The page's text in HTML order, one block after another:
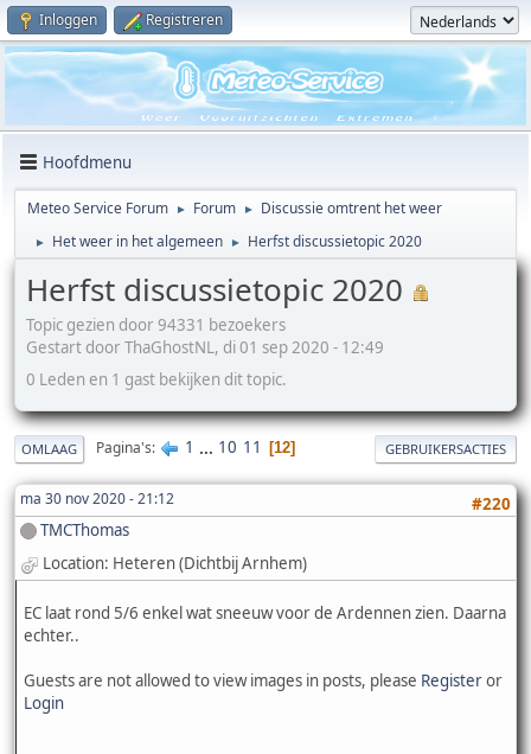
Inloggen Registreren
Hoofdmenu
Meteo Service Forum ► Forum ► Discussie omtrent het weer
► Het weer in het algemeen ► Herfst discussietopic 2020
Herfst discussietopic 2020
Topic gezien door 94331 bezoekers
Gestart door ThaGhostNL, di 01 sep 2020 - 12:49
0 Leden en 1 gast bekijken dit topic.
OMLAAG Pagina's 1 ... 10 11 12 GEBRUIKERSACTIES
ma 30 nov 2020 - 21:12
#220
TMCThomas
Location: Heteren (Dichtbij Arnhem)
EC laat rond 5/6 enkel wat sneeuw voor de Ardennen zien. Daarna
echter..
Guests are not allowed to view images in posts, please Registeror
Login